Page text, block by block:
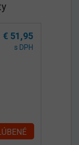
€ 51,95
s DPH